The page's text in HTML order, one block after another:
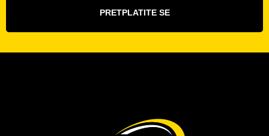
PRETPLATITE SE